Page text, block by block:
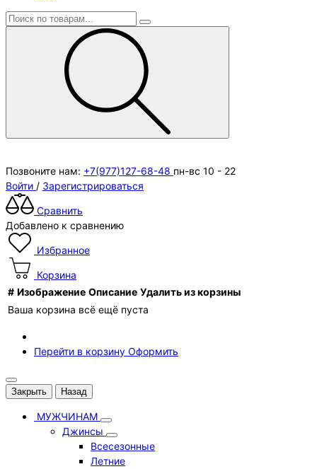
Позвоните нам: +7(977)127-68-48 пн-вс 10 - 22
Войти / Зарегистрироваться
Сравнить
Добавлено к сравнению
Избранное
Корзина
# Изображение Описание Удалить из корзины
Ваша корзина всё ещё пуста
Перейти в корзину Оформить
Закрыть Назад
МУЖЧИНАМ
Джинсы
Всесезонные
Летние